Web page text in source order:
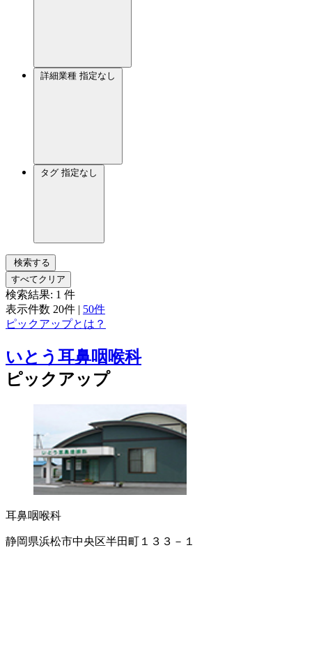
詳細業種 指定なし
タグ 指定なし
検索する
すべてクリア
検索結果: 1 件
表示件数 20件 | 50件
ピックアップとは？
いとう耳鼻咽喉科
ピックアップ
耳鼻咽喉科
静岡県浜松市中央区半田町１３３－１